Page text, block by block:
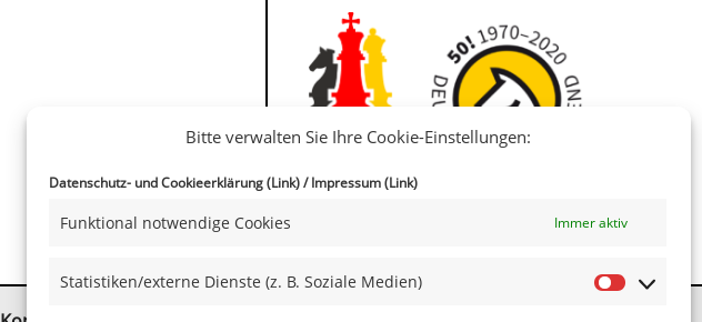
Bitte verwalten Sie Ihre Cookie-Einstellungen:
Datenschutz- und Cookieerklärung (Link)/Impressum (Link)
Funktional notwendige Cookies Immer aktiv
Statistiken/externe Dienste (z. B. Soziale Medien)